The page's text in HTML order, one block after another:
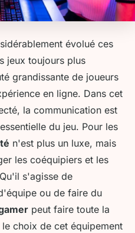
évolué ces
jeux toujours plus
grandissante de joueurs
en ligne. Dans cet
la communication est
du jeu. Pour les
n'est plus un luxe, mais
les coéquipiers et les
s'agisse de
ou de faire du
peut faire toute la
choix de cet équipement